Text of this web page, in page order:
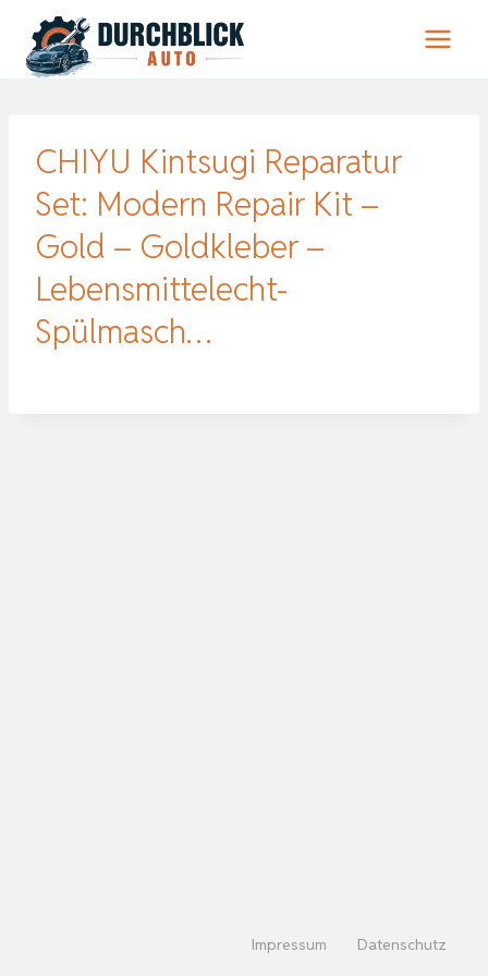
Inhalt
springen
CHIYU Kintsugi Reparatur
Set: Modern Repair Kit –
Gold – Goldkleber –
Lebensmittelecht-
Spülmasch…
Impressum Datenschutz